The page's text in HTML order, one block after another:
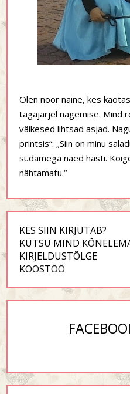
Olen noor naine, kes
tagajärjel nägemise. Mind
väikesed lihtsad asjad.
printsis“: „Siin on minu
südamega näed hästi.
nähtamatu.“
KES SIIN KIRJUTAB?
KUTSU MIND
KIRJELDUSTÕLGE
KOOSTÖÖ